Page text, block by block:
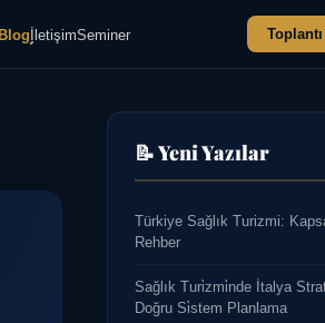
İletişimSeminer
📝 Yeni Yazılar
Türkiye Sağlık Turizmi:
Rehber
Sağlık Turi̇zmi̇nde İtalya
Doğru Si̇stem Planlama